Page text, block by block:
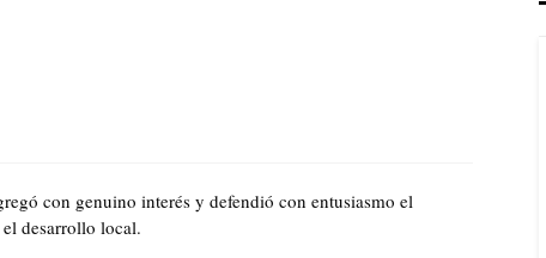
con genuino interés y defendió con entusiasmo el
desarrollo local.